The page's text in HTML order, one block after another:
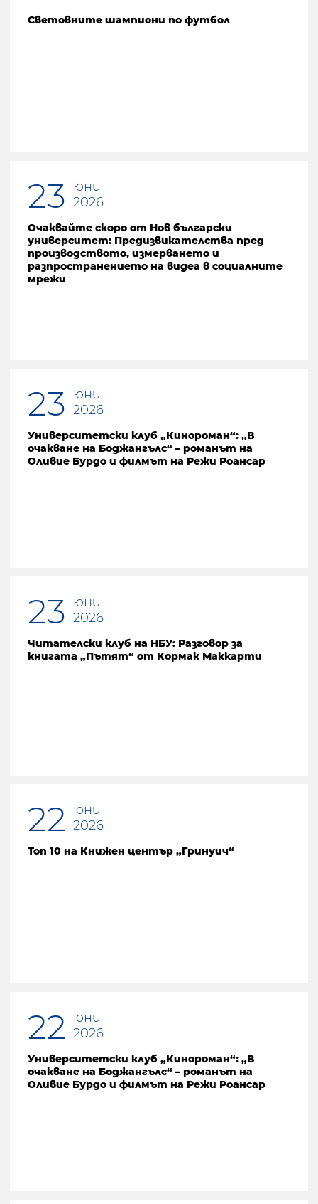
Световните шампиони по футбол
23
юни
2026
Очаквайте скоро от Нов български
университет: Предизвикателства пред
производството, измерването и
разпространението на видеа в социалните
мрежи
23
юни
2026
Университетски клуб „Кинороман“: „В
очакване на Боджангълс“ – романът на
Оливие Бурдо и филмът на Режи Роансар
23
юни
2026
Читателски клуб на НБУ: Разговор за
книгата „Пътят“ от Кормак Маккарти
22
юни
2026
Топ 10 на Книжен център „Гринуич“
22
юни
2026
Университетски клуб „Кинороман“: „В
очакване на Боджангълс“ – романът на
Оливие Бурдо и филмът на Режи Роансар